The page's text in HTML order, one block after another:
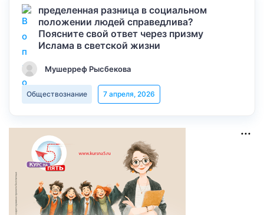
пределенная разница в социальном
положении людей справедлива?
Поясните свой ответ через призму
Ислама в светской жизни
Мушерреф Рысбекова
Обществознание 7 апреля, 2026